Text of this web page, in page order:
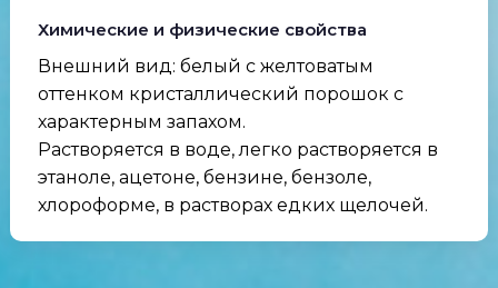
Химические и физические свойства
Внешний вид: белый с желтоватым
оттенком кристаллический порошок с
характерным запахом.
Растворяется в воде, легко растворяется в
этаноле, ацетоне, бензине, бензоле,
хлороформе, в растворах едких щелочей.